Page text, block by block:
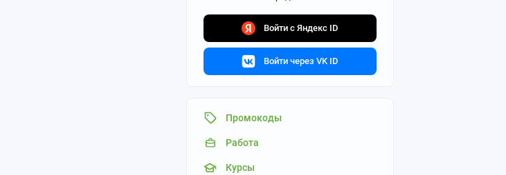
Войти с Яндекс ID
Войти через VK ID
Промокоды
Работа
Курсы